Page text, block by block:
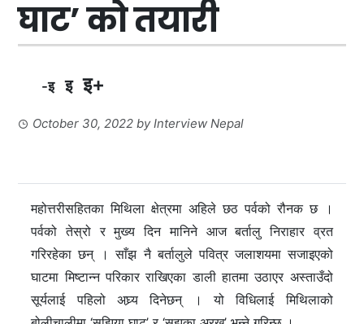
घाट’ को तयारी
-इ इ इ+
October 30, 2022 byInterview Nepal
महोत्तरीसहितका मिथिला क्षेत्रमा अहिले छठ पर्वको रौनक छ ।
पर्वको तेस्रो र मुख्य दिन मानिने आज बर्तालु निराहार व्रत
गरिरहेका छन् । साँझ नै बर्तालुले पवित्र जलाशयमा सजाइएको
घाटमा मिष्टान्न परिकार राखिएका डाली हातमा उठाएर अस्ताउँदो
सूर्यलाई पहिलो अघ्र्य दिनेछन् । यो विधिलाई मिथिलाको